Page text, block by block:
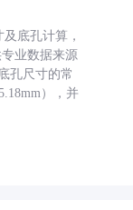
底孔计算，
业数据来源
孔尺寸的常
），并